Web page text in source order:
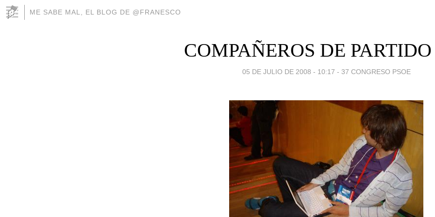
ME SABE MAL, EL BLOG DE @FRANESCO
COMPAÑEROS DE
05 DE JULIO DE 2008 - 10:17 - 37 CONGRESO PSOE